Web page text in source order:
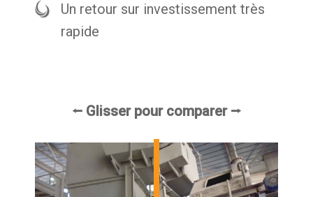
Un retour sur investissement très
rapide
⭠ Glisser pour comparer ⭢